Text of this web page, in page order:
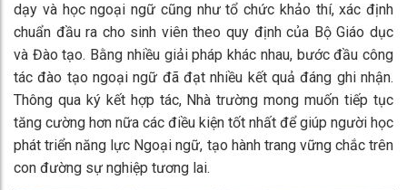
dạy và học ngoại ngữ cũng như tổ chức khảo thí, xác định
chuẩn đầu ra cho sinh viên theo quy định của Bộ Giáo dục
và Đào tạo. Bằng nhiều giải pháp khác nhau, bước đầu công
tác đào tạo ngoại ngữ đã đạt nhiều kết quả đáng ghi nhận.
Thông qua ký kết hợp tác, Nhà trường mong muốn tiếp tục
tăng cường hơn nữa các điều kiện tốt nhất để giúp người học
phát triển năng lực Ngoại ngữ, tạo hành trang vững chắc trên
con đường sự nghiệp tương lai.